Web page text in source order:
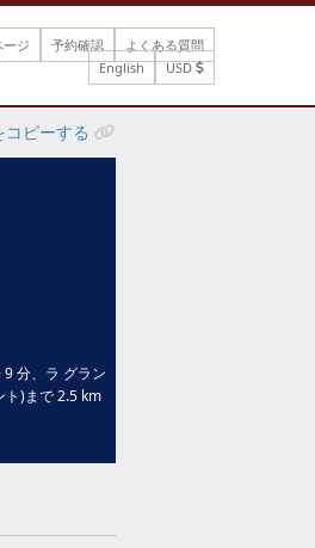
ージ 予約確認
よくある質問
English
USD
コピーする
分、ラ グラン
ト)まで 2.5 km